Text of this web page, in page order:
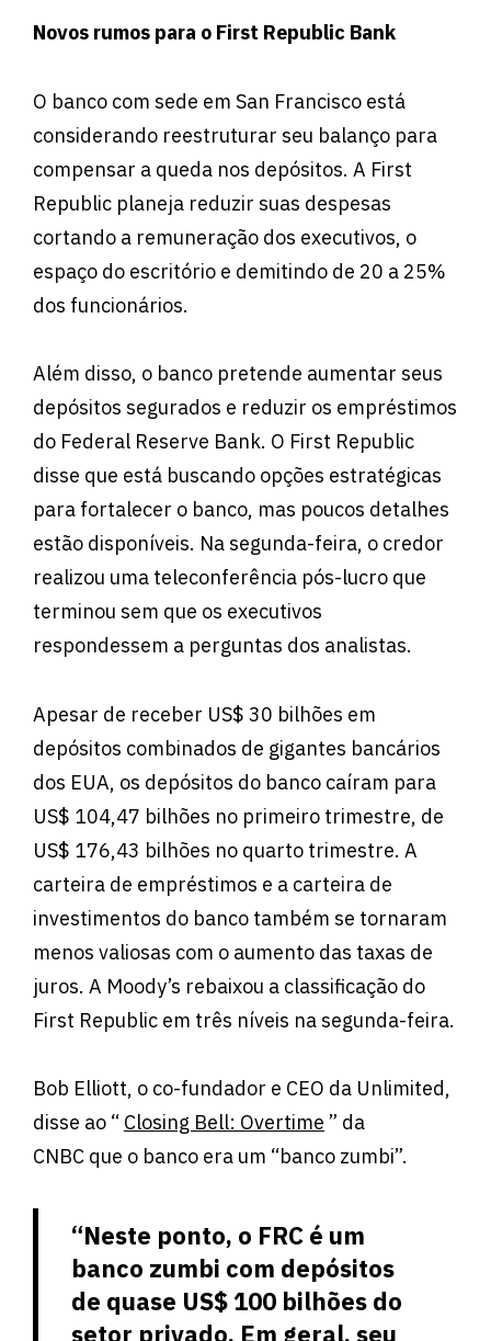
Novos rumos para o First Republic Bank
O banco com sede em San Francisco está
considerando reestruturar seu balanço para
compensar a queda nos depósitos. A First
Republic planeja reduzir suas despesas
cortando a remuneração dos executivos, o
espaço do escritório e demitindo de 20 a 25%
dos funcionários.
Além disso, o banco pretende aumentar seus
depósitos segurados e reduzir os empréstimos
do Federal Reserve Bank. O First Republic
disse que está buscando opções estratégicas
para fortalecer o banco, mas poucos detalhes
estão disponíveis. Na segunda-feira, o credor
realizou uma teleconferência pós-lucro que
terminou sem que os executivos
respondessem a perguntas dos analistas.
Apesar de receber US$ 30 bilhões em
depósitos combinados de gigantes bancários
dos EUA, os depósitos do banco caíram para
US$ 104,47 bilhões no primeiro trimestre, de
US$ 176,43 bilhões no quarto trimestre. A
carteira de empréstimos e a carteira de
investimentos do banco também se tornaram
menos valiosas com o aumento das taxas de
juros. A Moody’s rebaixou a classificação do
First Republic em três níveis na segunda-feira.
Bob Elliott, o co-fundador e CEO da Unlimited,
disse ao “ Closing Bell: Overtime ” da
CNBC que o banco era um “banco zumbi”.
“Neste ponto, o FRC é um
banco zumbi com depósitos
de quase US$ 100 bilhões do
setor privado. Em geral, seu